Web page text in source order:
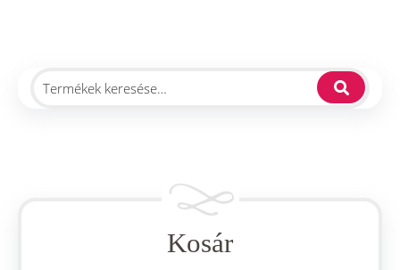
Kosár